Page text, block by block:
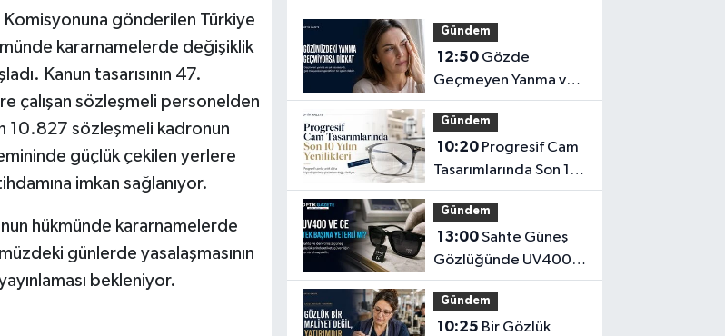
gönderilen Türkiye
kararnamelerde değişiklik
Kanun tasarısının 47.
çalışan sözleşmeli personelden
10.827 sözleşmeli kadronun
güçlük çekilen yerlere
imkan sağlanıyor.
hükmünde kararnamelerde
günlerde yasalaşmasının
bekleniyor.
Gündem
12:50
Geçmeyen Yanma ve
Işık Hassasiyeti Hafife
Alınmamalı
Gündem
10:20
Tasarımlarında Son 10
Yılın Yenilikleri
Gündem
13:00Sahte Güneş
Gözlüğünde UV400
ve CE İbaresi Tek
Başına Yeterli mi?
Gündem
10:25